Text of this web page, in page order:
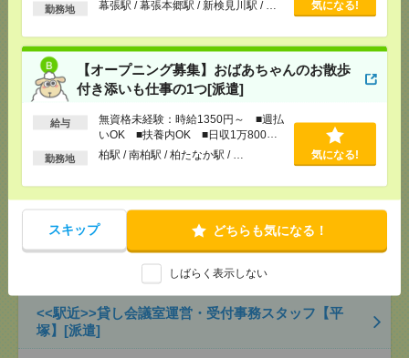
勤務地 幕張駅 / 幕張本郷駅 / 新検見川駅 / … 気になる!
【オープニング募集】おばあちゃんのお散歩
付き添いも仕事の1つ[派遣]
給与
無資格未経験：時給1350円～ ■週払
いOK ■扶養内OK ■日収1万800円
以上
勤務地 柏駅 / 南柏駅 / 柏たなか駅 / … 気になる!
スキップ どちらも気になる！
しばらく表示しない
【オープニング募集】おばあちゃんのお散歩付き添
[給 与]
OK ■扶養内OK ■日収1万800円以上
[交通費] 交通費全額支給
南柏駅 / 柏たなか駅
【1500円】車通勤OK！長期！一般事務！残業ほぼな
時給1500円 月収例 96,000円+残業代
[交通費]全額支給
[月収例]5～10万円
芝山千代田駅から車17分
気になる！
<<駅近>>貸し会議室運営・受付事務スタッフ【平
塚】[派遣]